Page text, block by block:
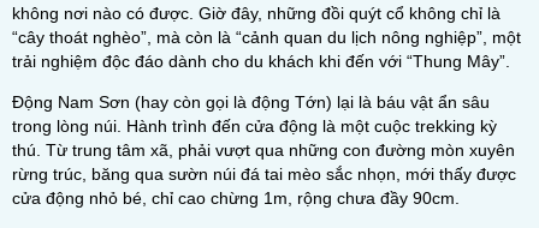
không nơi nào có được. Giờ đây, những đồi quýt cổ không chỉ là
“cây thoát nghèo”, mà còn là “cảnh quan du lịch nông nghiệp”, một
trải nghiệm độc đáo dành cho du khách khi đến với “Thung Mây”.
Động Nam Sơn (hay còn gọi là động Tớn) lại là báu vật ẩn sâu
trong lòng núi. Hành trình đến cửa động là một cuộc trekking kỳ
thú. Từ trung tâm xã, phải vượt qua những con đường mòn xuyên
rừng trúc, băng qua sườn núi đá tai mèo sắc nhọn, mới thấy được
cửa động nhỏ bé, chỉ cao chừng 1m, rộng chưa đầy 90cm.